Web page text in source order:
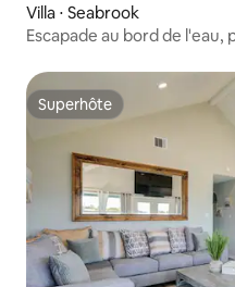
Villa ⋅ Seabrook
Escapade au bord de
Superhôte
Superhôte